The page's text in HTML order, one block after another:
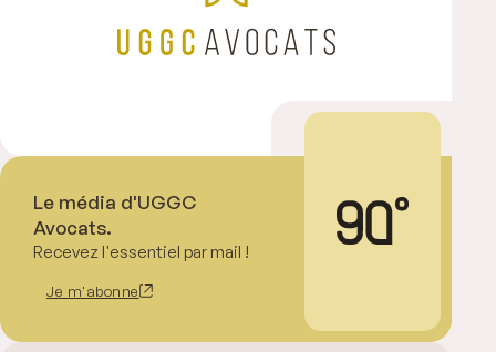
Le média d'UGGC
Avocats.
Recevez l'essentiel par mail !
Je m'abonne